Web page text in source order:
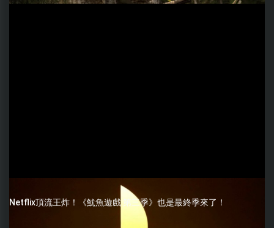
Netflix頂流王炸！《魷魚遊戲 第三季》也是最終季來了！